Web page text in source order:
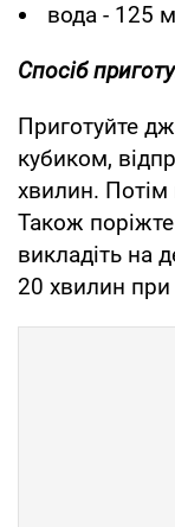
вода - 125
Спосіб
Приготуйте
кубиком,
хвилин. Потім
Також
викладіть на
20 хвилин при